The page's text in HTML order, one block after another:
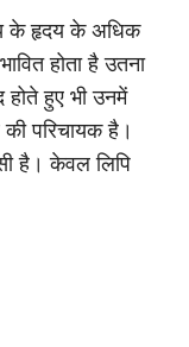
के हृदय के अधिक
होता है उतना
होते हुए भी उनमें
परिचायक है।
है। केवल लिपि